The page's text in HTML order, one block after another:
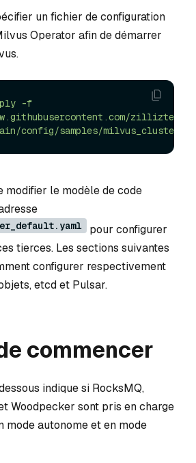
un fichier de configuration
Operator afin de démarrer
-f
zilliztech/
config/samples/
modifier le modèle de code
pour configurer
tierces. Les sections suivantes
configurer respectivement
etcd et Pulsar.
commencer
indique si RocksMQ,
Woodpecker sont pris en charge
mode autonome et en mode